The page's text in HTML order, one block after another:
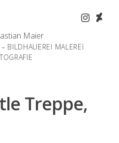
BILDHAUEREI MALEREI
Treppe,